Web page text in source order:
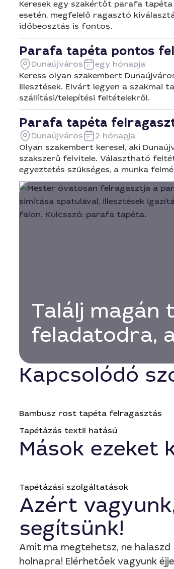
Keresek egy szakértőt parafa
esetén, megfelelő ragasztó
időbeosztás is fontos.
Parafa tapéta pontos
Dunaújváros
egy hónapja
Keress olyan szakembert
illesztések. Elvárt legyen a szakmai
szállítási/telepítési feltételekről.
Parafa tapéta
Dunaújváros
2 hónapja
Olyan szakembert keresel, aki
szakszerű felvitele. Választható
egyeztetés szükséges, a munka
Találj magán
feladatodra,
Kapcsolódó
Bambusz rost tapéta felragasztás
Tapétázás textil hatású
Mások ezeket
Tapétázási szolgáltatások
Azért
segítsünk!
Amit ma megtehetsz, ne halaszd
holnapra! Elérhetőek vagyunk